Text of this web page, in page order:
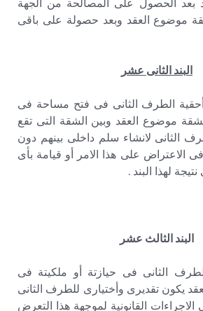
موضوع العقد وبعد حصولة على باقى
البند الثانى عشر
الطرف الثانى فى فتح مساحة فى
موضوع العقد وبين الشقة التى تقع
الثانى لانشاء سلم داخلى بينهم دون
الاعتراض على هذا الامر أو قيامة بأى
لهذا البند .
البند الثالث عشر
الثانى فى حيازتة أو ملكيتة فى
يكون تقديرى وأختيارى للطرف الثانى
الاجراءات القانونية لموجهة هذا التعرض